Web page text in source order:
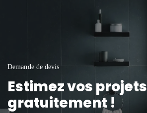
Demande de devis
Estimez vos projets
gratuitement !